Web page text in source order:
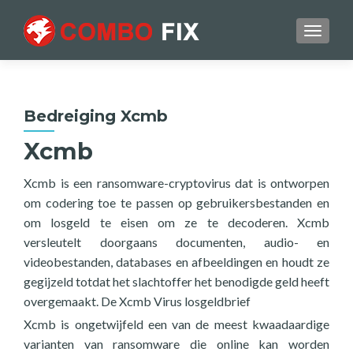
Bedreiging Xcmb
Xcmb
Xcmb is een ransomware-cryptovirus dat is ontworpen
om codering toe te passen op gebruikersbestanden en
om losgeld te eisen om ze te decoderen. Xcmb
versleutelt doorgaans documenten, audio- en
videobestanden, databases en afbeeldingen en houdt ze
gegijzeld totdat het slachtoffer het benodigde geld heeft
overgemaakt. De Xcmb Virus losgeldbrief
Xcmb is ongetwijfeld een van de meest kwaadaardige
varianten van ransomware die online kan worden